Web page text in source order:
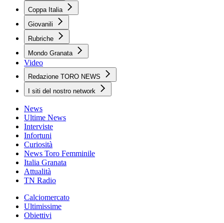
Coppa Italia
Giovanili
Rubriche
Mondo Granata
Video
Redazione TORO NEWS
I siti del nostro network
News
Ultime News
Interviste
Infortuni
Curiosità
News Toro Femminile
Italia Granata
Attualità
TN Radio
Calciomercato
Ultimissime
Obiettivi